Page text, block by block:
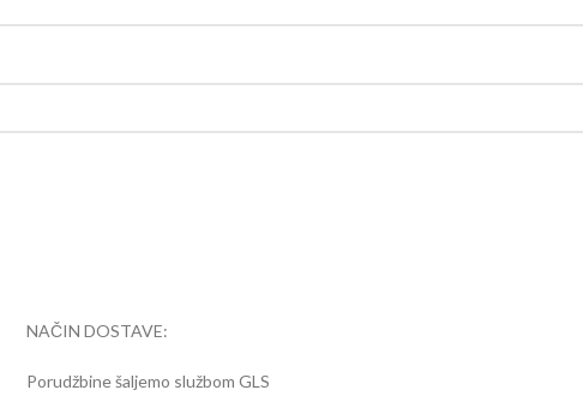
NAČIN DOSTAVE:
Porudžbine šaljemo službom GLS